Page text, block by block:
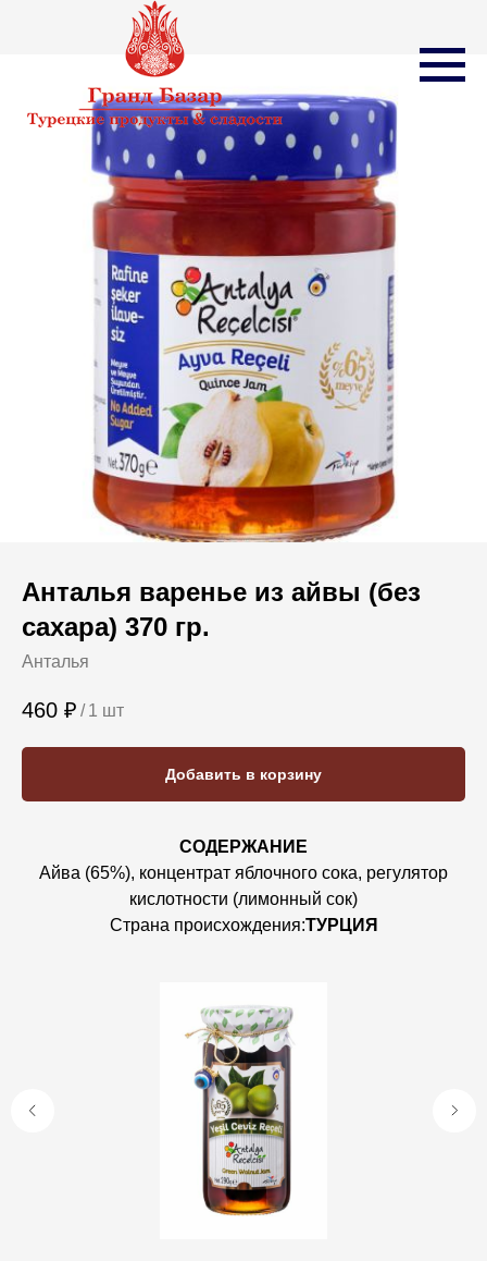
Анталья варенье из айвы (без
сахара) 370 гр.
Анталья
460 ₽ / 1 шт
Добавить в корзину
СОДЕРЖАНИЕ
Айва (65%), концентрат яблочного сока, регулятор
кислотности (лимонный сок)
Страна происхождения:ТУРЦИЯ